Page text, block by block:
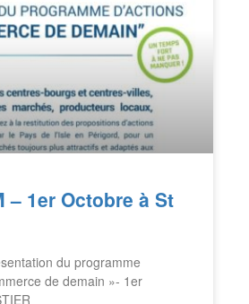
– 1er Octobre à St
du programme
de demain »- 1er